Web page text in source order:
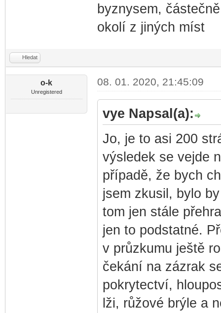
byznysem,
okolí z jiných míst
Hledat
o-k
Unregistered
08. 01. 2020, 21:45:09
vye Napsal(a):
Jo, je to asi 200
výsledek se vejde
případě, že bych
jsem zkusil, bylo
tom jen stále
jen to podstatné.
v průzkumu ještě
čekání na zázrak
pokrytectví,
lži, růžové brýle a